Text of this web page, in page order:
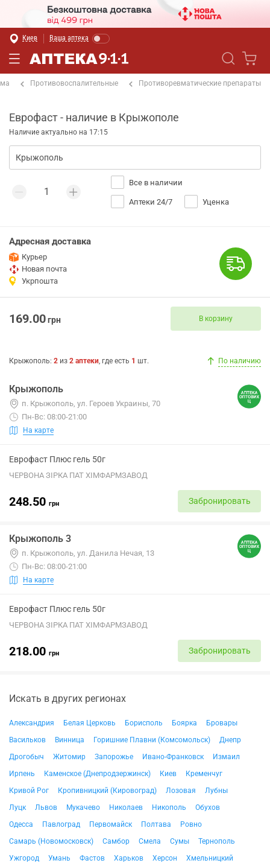
Киев Ваша аптека
Противовоспалительные Противоревматические препараты
Еврофаст - наличие в Крыжополе
Наличие актуально на 17:15
Все в наличии
Аптеки 24/7 Уценка
Адресная доставка
Курьер
Новая почта
Укрпошта
169.00грн В корзину
Крыжополь: 2 из 2 аптеки, где есть 1 шт. По наличию
Крыжополь
п. Крыжополь, ул. Героев Украины, 70
Пн-Вс: 08:00-21:00
На карте
Еврофаст Плюс гель 50г
ЧЕРВОНА ЗІРКА ПАТ ХІМФАРМЗАВОД
248.50 грн Забронировать
Крыжополь 3
п. Крыжополь, ул. Данила Нечая, 13
Пн-Вс: 08:00-21:00
На карте
Еврофаст Плюс гель 50г
ЧЕРВОНА ЗІРКА ПАТ ХІМФАРМЗАВОД
218.00 грн Забронировать
Искать в других регионах
Александрия Белая Церковь Борисполь Боярка
Бровары
Васильков
Винница Горишние Плавни (Комсомольск)
Днепр
Дрогобыч
Житомир Запорожье Ивано-Франковск
Измаил
Ирпень
Каменское (Днепродзержинск) Киев
Кременчуг
Кривой Рог
Кропивницкий (Кировоград) Лозовая
Лубны
Луцк
Львов Мукачево Николаев Никополь
Обухов
Одесса
Павлоград Первомайск Полтава
Ровно
Самарь (Новомосковск)
Самбор Смела Сумы
Тернополь
Ужгород
Умань Фастов Харьков Херсон
Хмельницкий